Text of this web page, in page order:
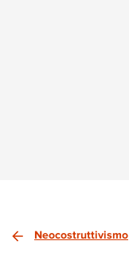
Neocostruttivismo